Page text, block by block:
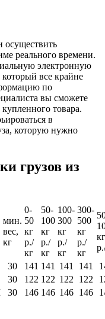
осуществить
реального времени.
электронную
все крайне
по
вы сможете
товара.
в
которую нужно
грузов из
мин.
вес,
кг
0-
50
кг
р./
кг
50-
100
кг
р./
кг
100-
300
кг
р./
кг
300-
500
кг
р./
кг
кг
30 141 141 141 141
30 122 122 122 122
30 146 146 146 146